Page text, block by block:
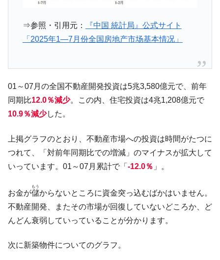
は韓国で『BYD』車は売れている。6カ月で対前年同期比
1.9倍！
く空港に詰めかけ「出て行け！」「極右勢力」のプラカー
ータセンター整備」⇒ だから無理だってば。
『Money1』
韓国『国民年金公団』株価暴落で200兆蒸
発。
ャンペーン」⇒ あの名物教授も登場！
『Money1』
韓国「橋が落ちました」⇒ 耐久性「なさす
ぎ」では。
営業利益80.2％も減少
⇒参照・引用元：
『中国 統計局』公式サイト
「2025年1—7月份全国房地产市场基本情况」
01～07月の全国不動産開発投資は5兆3,580億元で、前年
同期比12.0％減少。この内、住宅投資は4兆1,208億元で
10.9％減少した。
上掲グラフのとおり、不動産市場への投資は時間がたつに
つれて、「対前年同期比での増減」のマイナスが拡大して
いっています。01～07月累計で「 -12.0％ 」。
お金が儲
もう
からないところに資金突っ込むばかはいません。
不動産開発、またその市場が回復していないどころか、ど
んどん衰弱していっていることが分かります。
次に新築物件についてのグラフ。